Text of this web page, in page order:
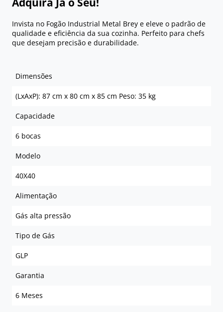
Invista no Fogão Industrial Metal Brey e eleve o padrão de
qualidade e eficiência da sua cozinha. Perfeito para chefs
que desejam precisão e durabilidade.
Dimensões
(LxAxP): 87 cm x 80 cm x 85 cm Peso: 35 kg
Capacidade
6 bocas
Modelo
40X40
Alimentação
Gás alta pressão
Tipo de Gás
GLP
Garantia
6 Meses